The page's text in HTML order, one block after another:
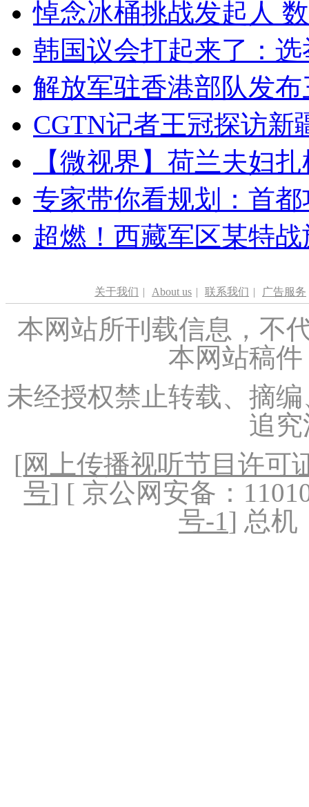
悼念冰桶挑战发起人
韩国议会打起来了：
解放军驻香港部队发
CGTN记者王冠探访新
【微视界】荷兰夫妇
专家带你看规划：首
超燃！西藏军区某特
关于我们 | About us | 联系我们 | 广告服务
本网站所刊载信息，不
本网站稿
未经授权禁止转载、摘
追
[网上传播视听节目许可
号] [ 京公网安备：
号-1] 总机